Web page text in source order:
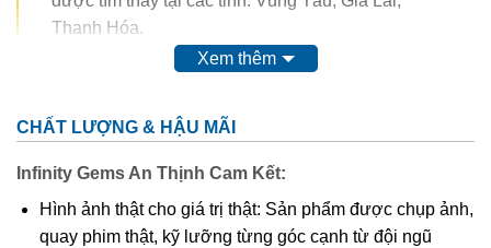
Thanh Hóa.
Trong thế kỷ 20, màu của ametit được coi là do sự có mặt
hoàn toàn thậm chí mất màu khi nung. Vì vậy, người ta
được cho là có mặt trong ametit và
được tìm thấy trong khoáng vật này.
Xem thêm
CHẤT LƯỢNG & HẬU MÃI
Infinity Gems An Thịnh Cam Kết:
Hình ảnh thật cho giá trị thật: Sản phẩm được chụp ảnh,
quay phim thật, kỹ lưỡng từng góc cạnh từ đội ngũ